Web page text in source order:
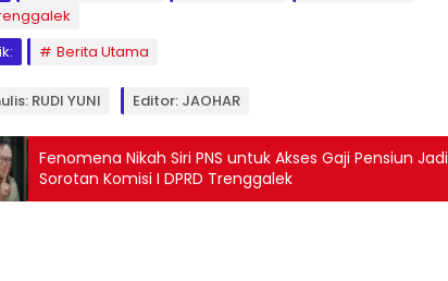
Berita Utama
RUDI YUNI Editor: JAOHAR
Fenomena Nikah Siri PNS untuk Akses Gaji Pensiun Jadi
Sorotan Komisi I DPRD Trenggalek